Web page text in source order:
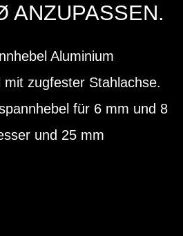
ANZUPASSEN.
Aluminium
mit zugfester Stahlachse.
für 6 mm und 8
und 25 mm